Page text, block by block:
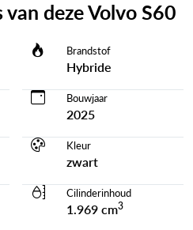
deze Volvo S60
Brandstof
Hybride
Bouwjaar
2025
Kleur
zwart
Cilinderinhoud
1.969 cm3